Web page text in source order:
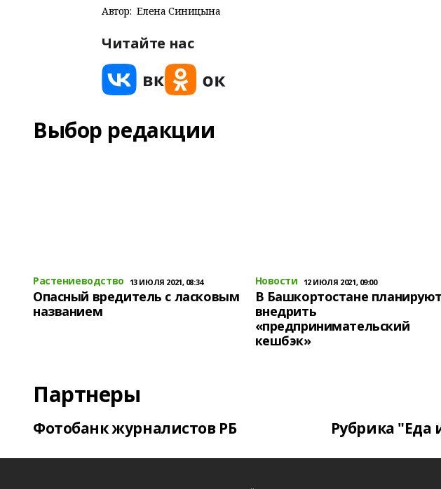
Автор: Елена Синицына
Читайте нас
Выбор редакции
Растениеводство 13 ИЮЛЯ 2021, 08:34
Опасный вредитель с ласковым
названием
Новости 12 ИЮЛЯ 2021, 09:00
В Башкортостане планируют
внедрить
«предпринимательский
кешбэк»
Партнеры
Фотобанк журналистов РБ Рубрика "Еда